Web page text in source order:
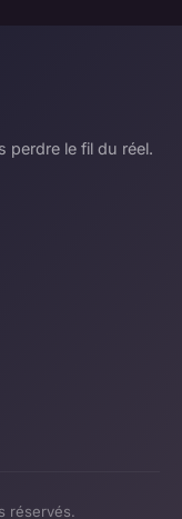
perdre le fil du réel.
réservés.